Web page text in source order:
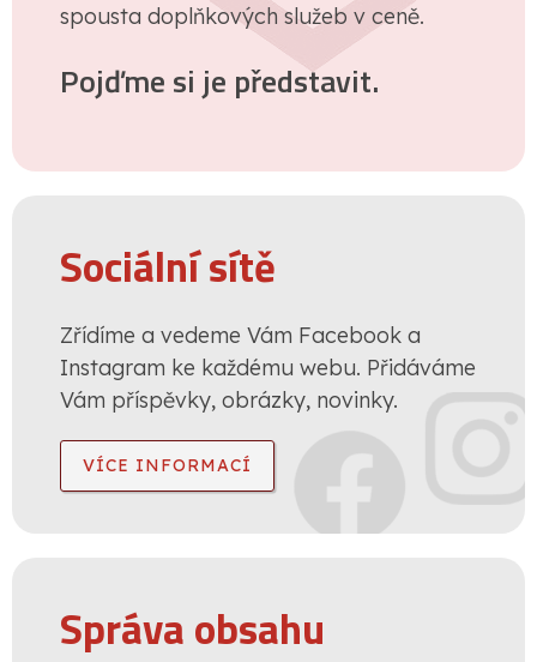
spousta doplňkových služeb v ceně.
Pojďme si je představit.
Sociální sítě
Zřídíme a vedeme Vám Facebook a
Instagram ke každému webu. Přidáváme
Vám příspěvky, obrázky, novinky.
VÍCE INFORMACÍ
Správa obsahu